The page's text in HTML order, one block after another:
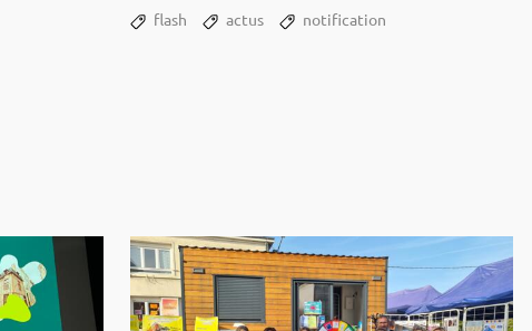
la Commu­nauté de Communes
Ardennes Thié­rache,...
flash actus notification